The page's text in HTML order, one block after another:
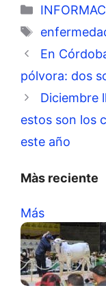
Categorías
Etiquetas
En
pólvora: dos
Diciembre
estos son los
este año
Màs reciente
Más